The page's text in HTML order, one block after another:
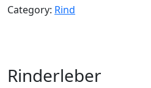
Category: Rind
Rinderleber